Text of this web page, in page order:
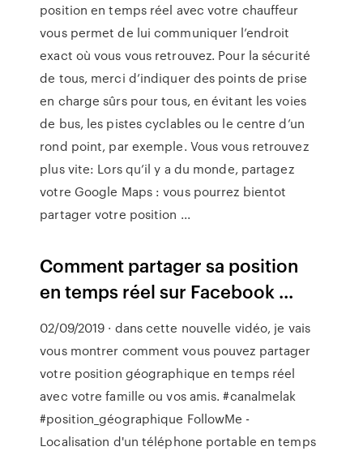
position en temps réel avec votre chauffeur
vous permet de lui communiquer l’endroit
exact où vous vous retrouvez. Pour la sécurité
de tous, merci d’indiquer des points de prise
en charge sûrs pour tous, en évitant les voies
de bus, les pistes cyclables ou le centre d’un
rond point, par exemple. Vous vous retrouvez
plus vite: Lors qu’il y a du monde, partagez
votre Google Maps : vous pourrez bientot
partager votre position ...
Comment partager sa position
en temps réel sur Facebook ...
02/09/2019 · dans cette nouvelle vidéo, je vais
vous montrer comment vous pouvez partager
votre position géographique en temps réel
avec votre famille ou vos amis. #canalmelak
#position_géographique FollowMe -
Localisation d'un téléphone portable en temps